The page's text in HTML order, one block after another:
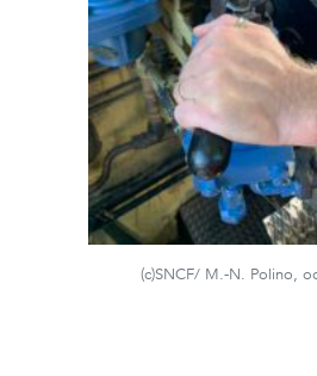
(c)SNCF/ M.-N. Polino,